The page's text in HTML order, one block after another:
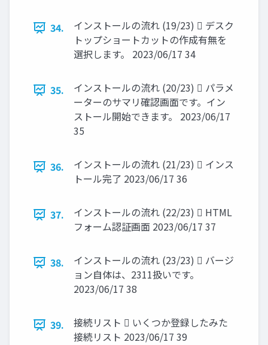
34.
インストールの流れ (19/23)  デスク
トップショートカットの作成有無を
選択します。 2023/06/17 34
35.
インストールの流れ (20/23)  パラメ
ーターのサマリ確認画面です。イン
ストール開始できます。 2023/06/17
35
36.
インストールの流れ (21/23)  インス
トール完了 2023/06/17 36
37.
インストールの流れ (22/23)  HTML
フォーム認証画面 2023/06/17 37
38.
インストールの流れ (23/23)  バージ
ョン自体は、2311扱いです。
2023/06/17 38
39.
接続リスト  いくつか登録したみた
接続リスト 2023/06/17 39